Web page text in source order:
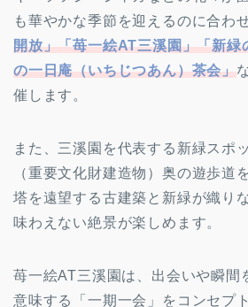
も華やかな季節を迎えるのに合わせ
開放」「苺一絵AT三溪園」「新緑
の一日庵（いちじつあん）茶会」
催します。
また、三溪園を代表する新緑スポ
（重要文化財建造物）奥の遊歩道
塔を遠望する古建築と新緑が織り
味わえない絶景が楽しめます。
苺一絵AT三溪園は、出会いや瞬間
意味する「一期一会」をコンセプ